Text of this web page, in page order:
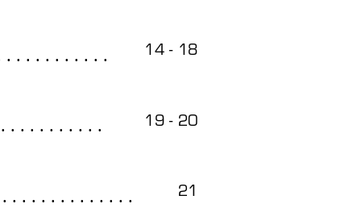
. . . . . . . . . . 14 - 18
. . . . . . . . . . 19 - 20
. . . . . . . . . . . . . 21